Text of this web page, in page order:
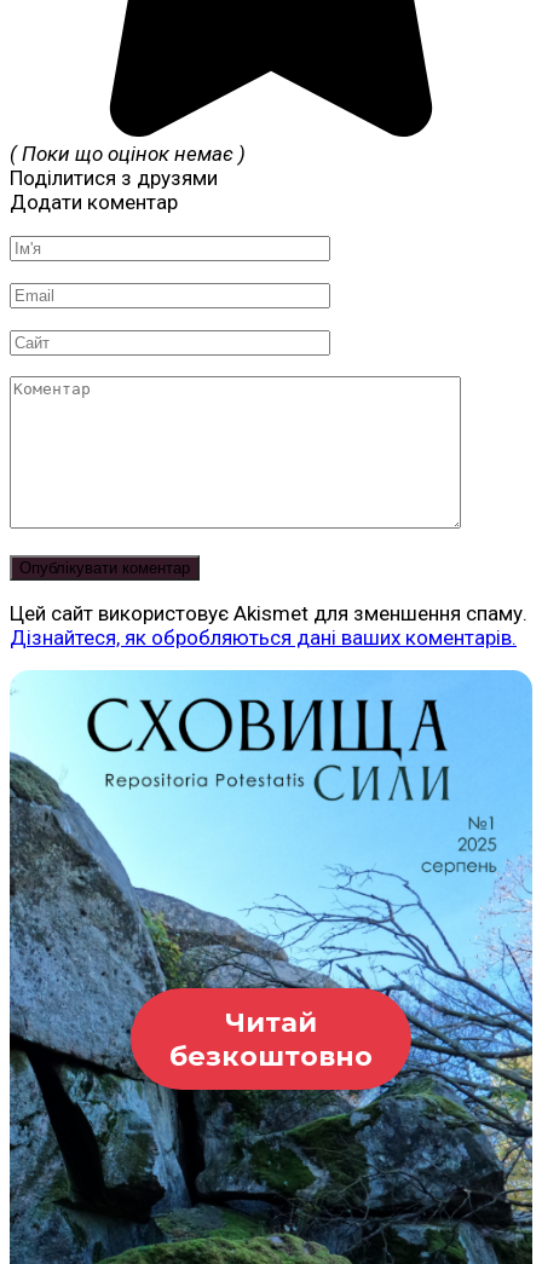
( Поки що оцінок немає )
Поділитися з друзями
Додати коментар
Ім'я
*
Email
*
Сайт
Коментар
Цей сайт використовує Akismet для зменшення спаму.
Дізнайтеся, як обробляються дані ваших коментарів.
Читай
безкоштовно